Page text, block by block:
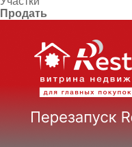
Продать